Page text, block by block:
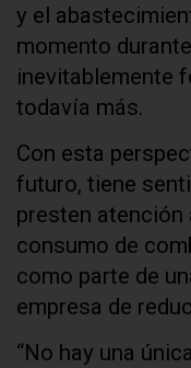
y el
momento
inevitablemente
todavía más.
Con esta
futuro, tiene
presten atención
consumo de
como parte de
empresa de
“No hay una